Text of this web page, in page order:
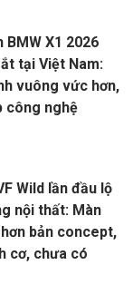
BMW X1 2026
tại Việt Nam:
vuông vức hơn,
công nghệ
Wild lần đầu lộ
nội thất: Màn
bản concept,
cơ, chưa có